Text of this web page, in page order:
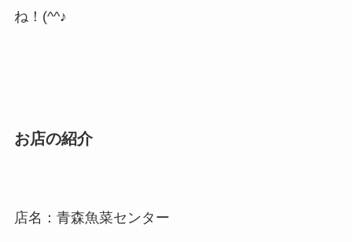
ね！(^^♪
お店の紹介
店名：青森魚菜センター